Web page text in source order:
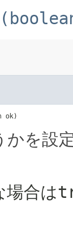
ok)
かを設
場合は